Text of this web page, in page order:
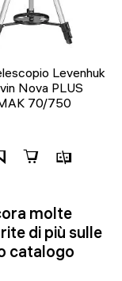
Levenhuk
Nova PLUS
70/750
molte
di più sulle
catalogo